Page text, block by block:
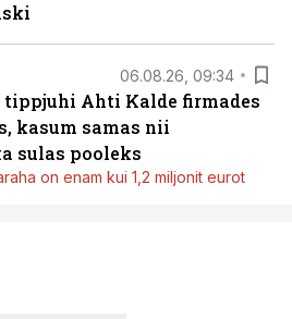
06.08.26, 09:34
tippjuhi Ahti Kalde firmades
kasum samas nii
sulas pooleks
on enam kui 1,2 miljonit eurot